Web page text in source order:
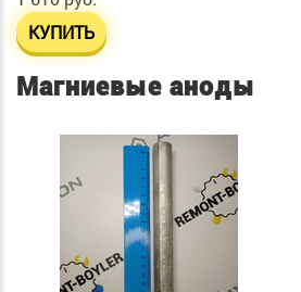
КУПИТЬ
Магниевые аноды